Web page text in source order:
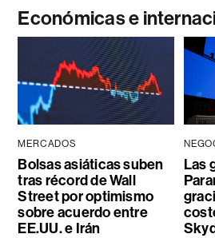
Económicas e
MERCADOS
Bolsas asiáticas suben
tras récord de Wall
Street por optimismo
sobre acuerdo entre
EE.UU. e Irán
Las